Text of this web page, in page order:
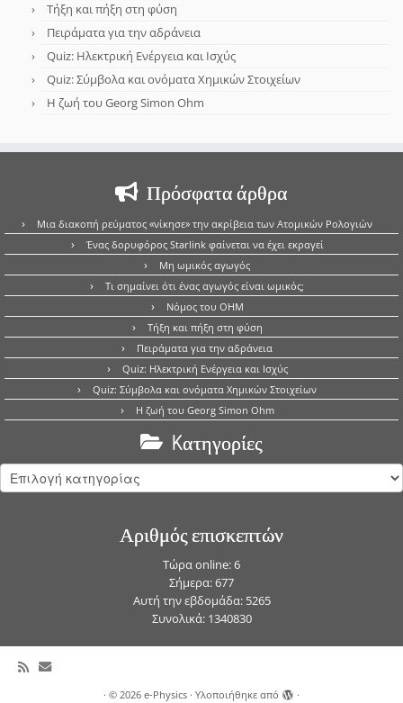
Τήξη και πήξη στη φύση
Πειράματα για την αδράνεια
Quiz: Ηλεκτρική Ενέργεια και Ισχύς
Quiz: Σύμβολα και ονόματα Χημικών Στοιχείων
Η ζωή του Georg Simon Ohm
Πρόσφατα άρθρα
Μια διακοπή ρεύματος «νίκησε» την ακρίβεια των Ατομικών Ρολογιών
Ένας δορυφόρος Starlink φαίνεται να έχει εκραγεί
Μη ωμικός αγωγός
Τι σημαίνει ότι ένας αγωγός είναι ωμικός;
Νόμος του OHM
Τήξη και πήξη στη φύση
Πειράματα για την αδράνεια
Quiz: Ηλεκτρική Ενέργεια και Ισχύς
Quiz: Σύμβολα και ονόματα Χημικών Στοιχείων
Η ζωή του Georg Simon Ohm
Kατηγορίες
Kατηγορίες
Αριθμός επισκεπτών
Τώρα online: 6
Σήμερα: 677
Αυτή την εβδομάδα: 5265
Συνολικά: 1340830
· © 2026 e-Physics · Υλοποιήθηκε από ·